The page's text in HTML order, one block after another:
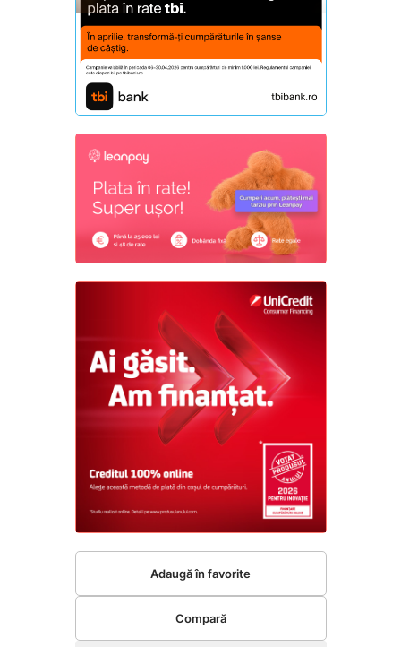
Adaugă în favorite
Compară